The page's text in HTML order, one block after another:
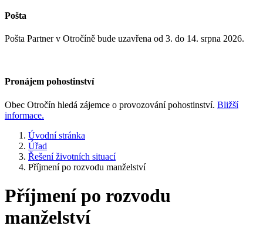
Pošta
Pošta Partner v Otročíně bude uzavřena od 3. do 14. srpna 2026.
Pronájem pohostinství
Obec Otročín hledá zájemce o provozování pohostinství. Bližší
informace.
Úvodní stránka
Úřad
Řešení životních situací
Příjmení po rozvodu manželství
Příjmení po rozvodu
manželství